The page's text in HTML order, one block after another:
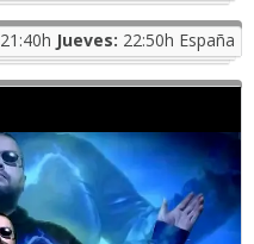
21:40h Jueves: 22:50h España